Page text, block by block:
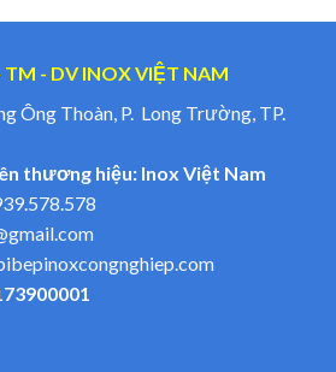
TM - DV INOX VIỆT NAM
Ông Thoàn, P. Long Trường, TP.
thương hiệu: Inox Việt Nam